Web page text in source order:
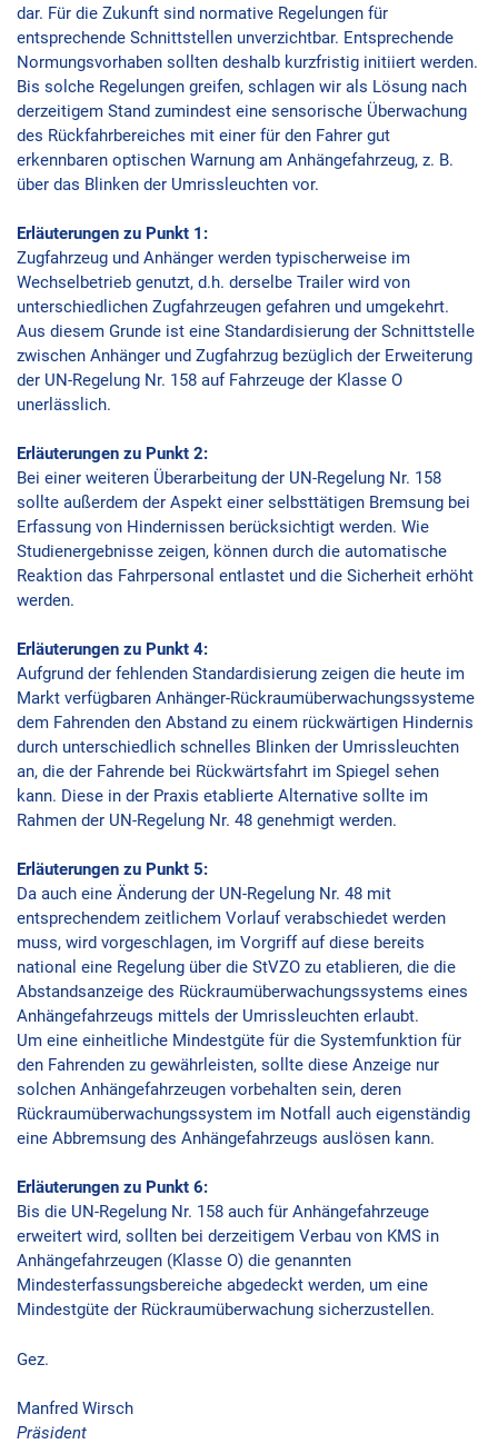
dar. Für die Zukunft sind normative Regelungen für
entsprechende Schnittstellen unverzichtbar. Entsprechende
Normungsvorhaben sollten deshalb kurzfristig initiiert werden.
Bis solche Regelungen greifen, schlagen wir als Lösung nach
derzeitigem Stand zumindest eine sensorische Überwachung
des Rückfahrbereiches mit einer für den Fahrer gut
erkennbaren optischen Warnung am Anhängefahrzeug, z. B.
über das Blinken der Umrissleuchten vor.
Erläuterungen zu Punkt 1:
Zugfahrzeug und Anhänger werden typischerweise im
Wechselbetrieb genutzt, d.h. derselbe Trailer wird von
unterschiedlichen Zugfahrzeugen gefahren und umgekehrt.
Aus diesem Grunde ist eine Standardisierung der Schnittstelle
zwischen Anhänger und Zugfahrzug bezüglich der Erweiterung
der UN-Regelung Nr. 158 auf Fahrzeuge der Klasse O
unerlässlich.
Erläuterungen zu Punkt 2:
Bei einer weiteren Überarbeitung der UN-Regelung Nr. 158
sollte außerdem der Aspekt einer selbsttätigen Bremsung bei
Erfassung von Hindernissen berücksichtigt werden. Wie
Studienergebnisse zeigen, können durch die automatische
Reaktion das Fahrpersonal entlastet und die Sicherheit erhöht
werden.
Erläuterungen zu Punkt 4:
Aufgrund der fehlenden Standardisierung zeigen die heute im
Markt verfügbaren Anhänger-Rückraumüberwachungssysteme
dem Fahrenden den Abstand zu einem rückwärtigen Hindernis
durch unterschiedlich schnelles Blinken der Umrissleuchten
an, die der Fahrende bei Rückwärtsfahrt im Spiegel sehen
kann. Diese in der Praxis etablierte Alternative sollte im
Rahmen der UN-Regelung Nr. 48 genehmigt werden.
Erläuterungen zu Punkt 5:
Da auch eine Änderung der UN-Regelung Nr. 48 mit
entsprechendem zeitlichem Vorlauf verabschiedet werden
muss, wird vorgeschlagen, im Vorgriff auf diese bereits
national eine Regelung über die StVZO zu etablieren, die die
Abstandsanzeige des Rückraumüberwachungssystems eines
Anhängefahrzeugs mittels der Umrissleuchten erlaubt.
Um eine einheitliche Mindestgüte für die Systemfunktion für
den Fahrenden zu gewährleisten, sollte diese Anzeige nur
solchen Anhängefahrzeugen vorbehalten sein, deren
Rückraumüberwachungssystem im Notfall auch eigenständig
eine Abbremsung des Anhängefahrzeugs auslösen kann.
Erläuterungen zu Punkt 6:
Bis die UN-Regelung Nr. 158 auch für Anhängefahrzeuge
erweitert wird, sollten bei derzeitigem Verbau von KMS in
Anhängefahrzeugen (Klasse O) die genannten
Mindesterfassungsbereiche abgedeckt werden, um eine
Mindestgüte der Rückraumüberwachung sicherzustellen.
Gez.
Manfred Wirsch
Präsident